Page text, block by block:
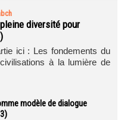
diversité pour
ici : Les fondements du
à la lumière de
modèle de dialogue